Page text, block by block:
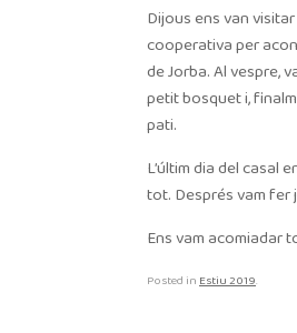
Dijous ens van
cooperativa per
de Jorba. Al vespre,
petit bosquet i,
pati.
L’últim dia del
tot. Després vam fer
Ens vam acomiadar
Posted inEstiu 2019.